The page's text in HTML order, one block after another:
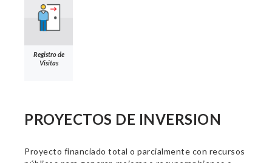
Registro de
Visitas
PROYECTOS DE INVERSION
Proyecto financiado total o parcialmente con recursos